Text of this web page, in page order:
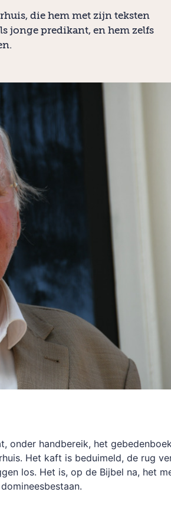
die hem met zijn teksten
jonge predikant, en hem zelfs
onder handbereik, het
Het kaft is beduimeld, de rug
los. Het is, op de Bijbel na, het